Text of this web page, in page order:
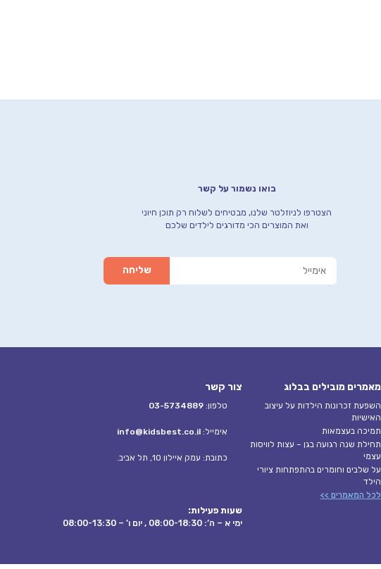
בואו נשמור על קשר
הצטרפו לניוזלטר שלנו, מבטיחים לשלוח רק תוכן חיוני
ואת המוצרים הכי מדורגים לילדים שלכם
מאמרים מובילים בבלוג
השפעת זכרונות הילדות על עיצוב
האישיות
תמיכה בעצמאות
תחילת שנה רגועה בגן – עצות לוויסות
עצמי
על שלבים וחומרים בהתפתחות ציורי
הילד
לכל המאמרים >>
צור קשר
טלפון:03-5734889
אימייל:info@kidsbest.co.il
כתובת: עמק איילון 10, תל אביב.
שעות פעילות:
ימי א – ה’: 08:00-18:30 , יום ו’ – 08:00-13:30